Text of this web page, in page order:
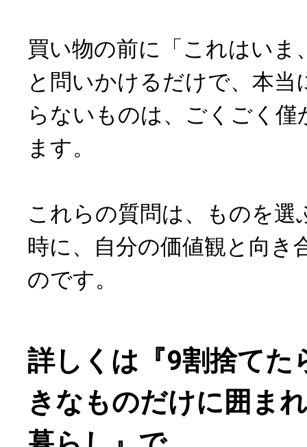
買い物の前に「これはいま
と問いかけるだけで、本
らないものは、ごくごく
ます。
これらの質問は、ものを選
時に、自分の価値観と向き
のです。
詳しくは『9割捨てた
きなものだけに囲ま